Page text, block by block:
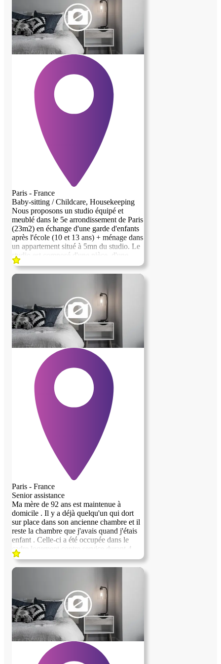
pas au service demande et au bon
deroulement de la vie familliale. Nous
recherchons la personne pour la rentree
2026 mais nous pouvons commence des
le mois de mai si la personne est
disponible.
Paris - France
Baby-sitting / Childcare, Housekeeping
Nous proposons un studio équipé et
meublé dans le 5e arrondissement de Paris
(23m2) en échange d'une garde d'enfants
après l'école (10 et 13 ans) + ménage dans
un appartement situé à 5mn du studio. Le
studio est composé d'une pièce, d'une
mezzanine, d'une kitchenette et d'une salle
de bain (douche et wc), au rez-de-
entre 16h30 et 19h30, 5 jours/semaine, à
partir du 1er décembre 2025.
Paris - France
Senior assistance
Ma mère de 92 ans est maintenue à
domicile . Il y a déjà quelqu'un qui dort
sur place dans son ancienne chambre et il
reste la chambre que j'avais quand j'étais
enfant . Celle-ci a été occupée dans le
cadre logement contre service durant 4
ans. La personne l'occupant, s'envole vers
une vie qui l'emmène ailleurs . Il s'agit
Montmartre . Le quartier est très agréable
et l'environnement convivial. Ma mère
étant dépendante, je veux qu'il y ait
quelqu'un en permanence, donc un relais
entre différentes personnes . C'est
pourquoi je recherche , une personne
sérieuse, qui garantisse sa présence durant
3 nuits par semaine à partir de 19h30, un
samedi soir toute les 3 semaines et un